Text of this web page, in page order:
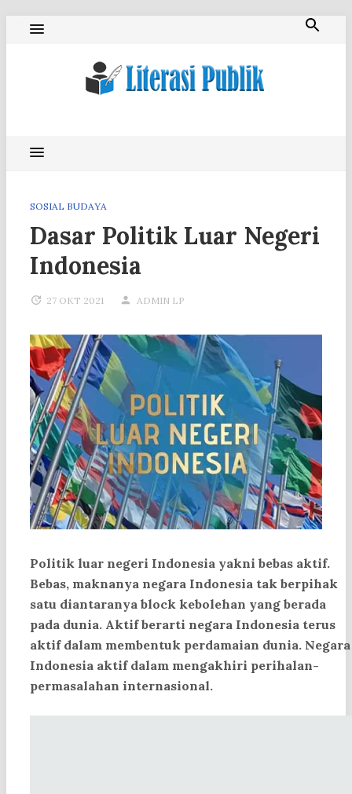
SOSIAL BUDAYA
Dasar Politik Luar Negeri
Indonesia
27 OKT 2021 ADMIN LP
Politik luar negeri Indonesia yakni bebas aktif.
Bebas, maknanya negara Indonesia tak berpihak
satu diantaranya block kebolehan yang berada
pada dunia. Aktif berarti negara Indonesia terus
aktif dalam membentuk perdamaian dunia. Negara
Indonesia aktif dalam mengakhiri perihalan-
permasalahan internasional.